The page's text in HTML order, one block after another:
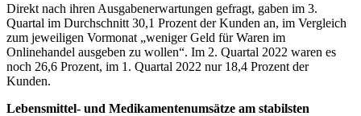
Direkt nach ihren Ausgabenerwartungen gefragt, gaben im 3.
Quartal im Durchschnitt 30,1 Prozent der Kunden an, im Vergleich
zum jeweiligen Vormonat „weniger Geld für Waren im
Onlinehandel ausgeben zu wollen“. Im 2. Quartal 2022 waren es
noch 26,6 Prozent, im 1. Quartal 2022 nur 18,4 Prozent der
Kunden.
Lebensmittel- und Medikamentenumsätze am stabilsten